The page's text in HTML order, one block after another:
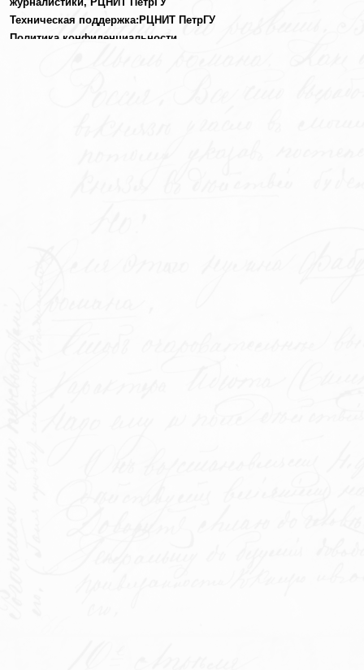
журналистики, РЦНИТ ПетрГУ
Техническая поддержка: РЦНИТ ПетрГУ
Политика конфиденциальности